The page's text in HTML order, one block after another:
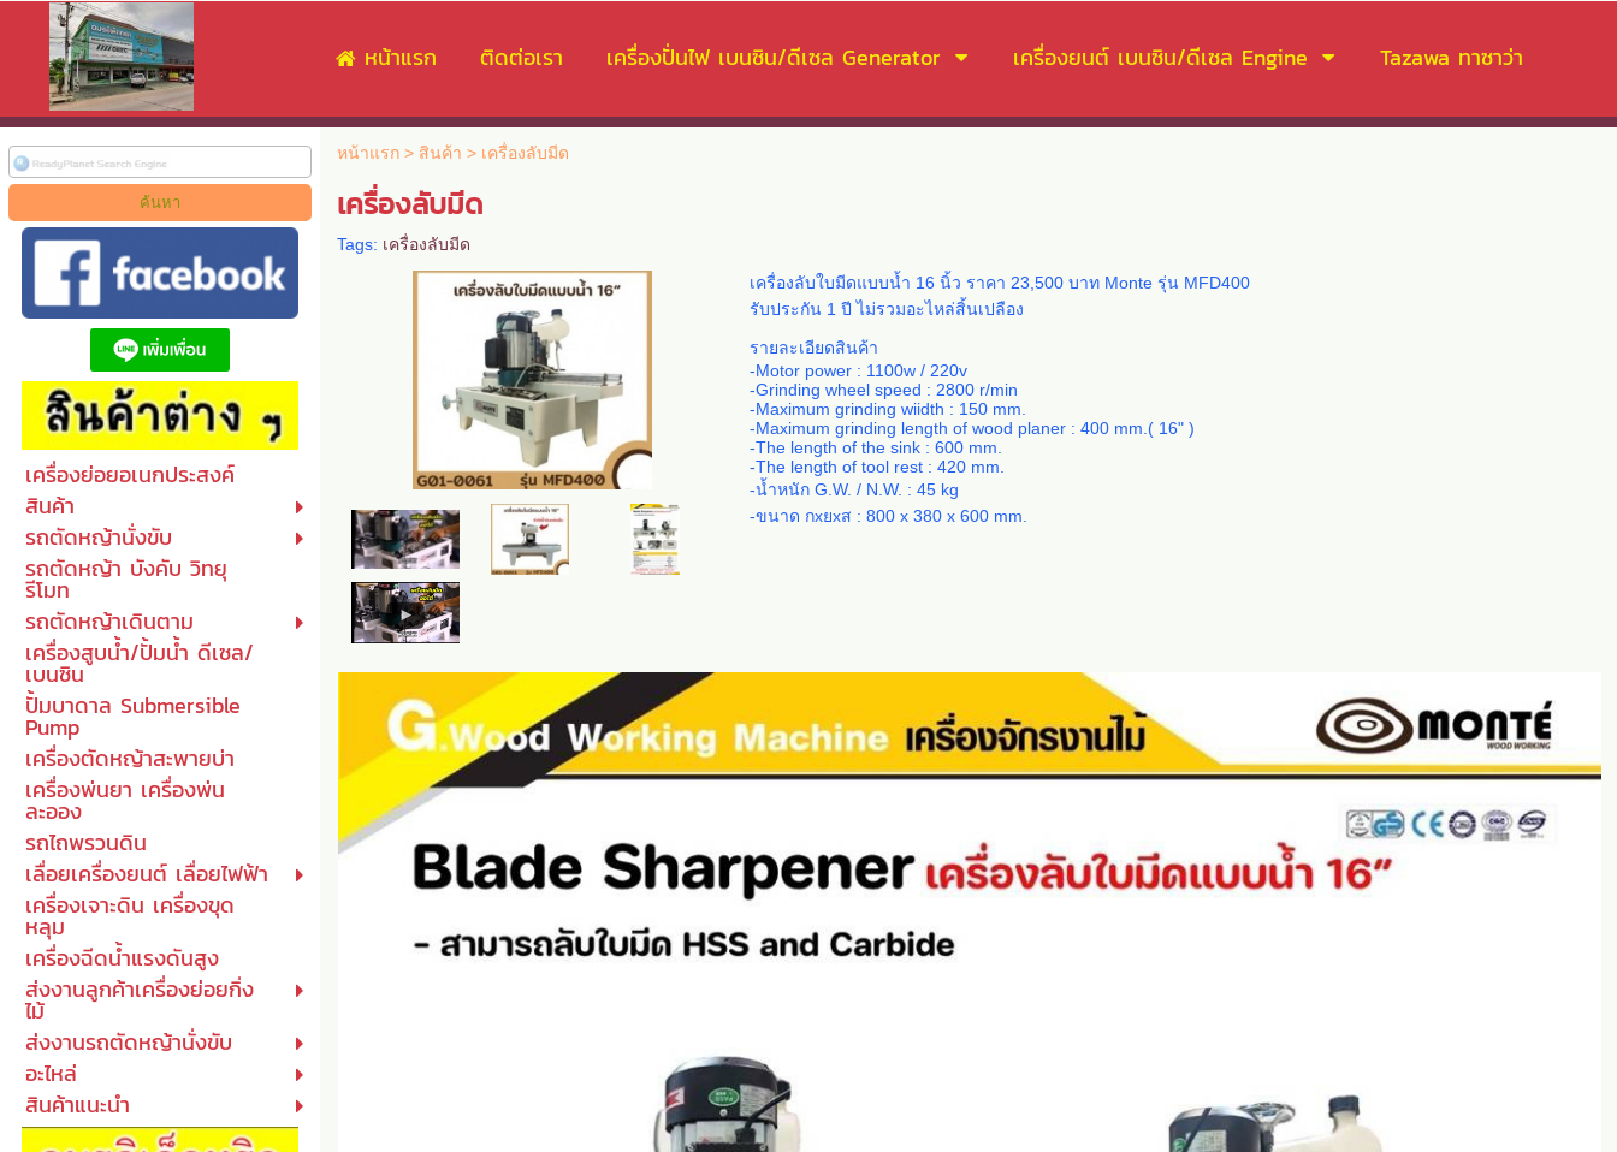
หน้าแรก ติดต่อเรา เครื่องปั่นไฟ เบนซิน/ดีเซล Generator เครื่องยนต์ เบนซิน/ดีเซล Engine Tazawa ทาซาว่า
เครื่องย่อยอเนกประสงค์
สินค้า
รถตัดหญ้านั่งขับ
รถตัดหญ้า บังคับ วิทยุ
รีโมท
รถตัดหญ้าเดินตาม
เครื่องสูบน้ำ/ปั้มน้ำ ดีเซล/
เบนซิน
ปั้มบาดาล Submersible
Pump
เครื่องตัดหญ้าสะพายบ่า
เครื่องพ่นยา เครื่องพ่น
ละออง
รถไถพรวนดิน
เลื่อยเครื่องยนต์ เลื่อยไฟฟ้า
เครื่องเจาะดิน เครื่องขุด
หลุม
เครื่องฉีดน้ำแรงดันสูง
ส่งงานลูกค้าเครื่องย่อยกิ่ง
ไม้
ส่งงานรถตัดหญ้านั่งขับ
อะไหล่
สินค้าแนะนำ
หน้าแรก> สินค้า > เครื่องลับมีด
เครื่องลับมีด
Tags: เครื่องลับมีด
เครื่องลับใบมีดแบบน้ำ 16 นิ้ว ราคา 23,500 บาท Monte รุ่น MFD400
รับประกัน 1 ปี ไม่รวมอะไหล่สิ้นเปลือง
รายละเอียดสินค้า
-Motor power : 1100w / 220v
-Grinding wheel speed : 2800 r/min
-Maximum grinding wiidth : 150 mm.
-Maximum grinding length of wood planer : 400 mm.( 16" )
-The length of the sink : 600 mm.
-The length of tool rest : 420 mm.
-น้ำหนัก G.W. / N.W. : 45 kg
-ขนาด กxยxส : 800 x 380 x 600 mm.